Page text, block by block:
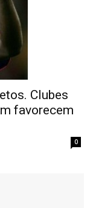
Clubes
favorecem
0